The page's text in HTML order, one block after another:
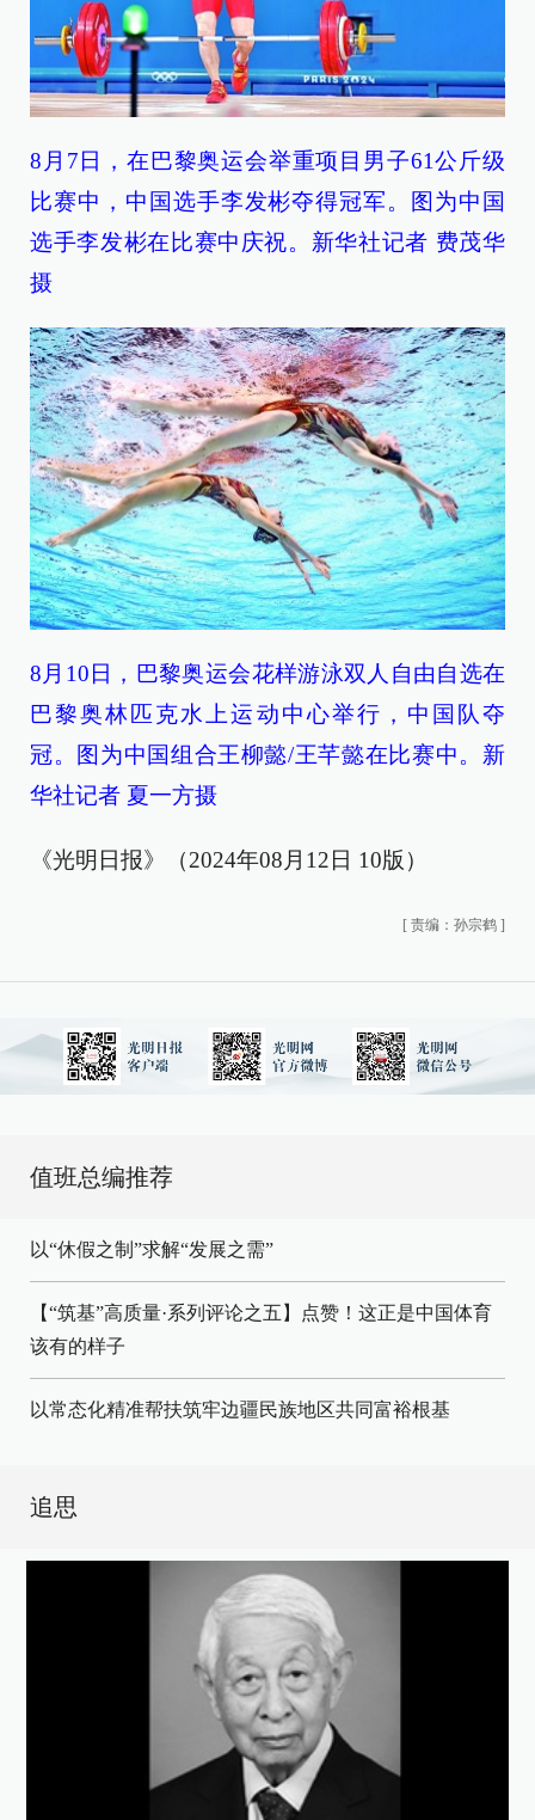
8月7日，在巴黎奥运会举重项目男子61公斤级
比赛中，中国选手李发彬夺得冠军。图为中国
选手李发彬在比赛中庆祝。新华社记者 费茂华
摄
8月10日，巴黎奥运会花样游泳双人自由自选在
巴黎奥林匹克水上运动中心举行，中国队夺
冠。图为中国组合王柳懿/王芊懿在比赛中。新
华社记者 夏一方摄
《光明日报》（2024年08月12日 10版）
[ 责编：孙宗鹤 ]
值班总编推荐
以“休假之制”求解“发展之需”
【“筑基”高质量·系列评论之五】点赞！这正是中国体育
该有的样子
以常态化精准帮扶筑牢边疆民族地区共同富裕根基
追思